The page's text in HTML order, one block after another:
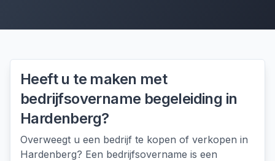
Heeft u te maken met
bedrijfsovername begeleiding in
Hardenberg?
Overweegt u een bedrijf te kopen of verkopen in
Hardenberg? Een bedrijfsovername is een